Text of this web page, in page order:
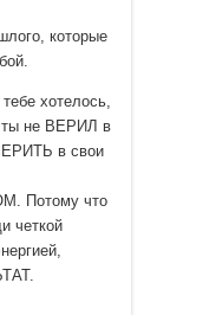
которые
хотелось,
ты не ВЕРИЛ в
в свои
Потому что
четкой